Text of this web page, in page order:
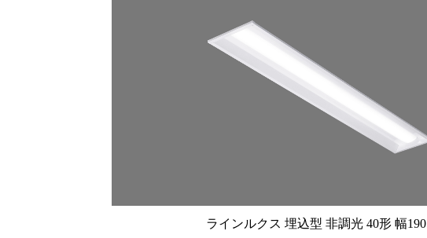
ラインルクス 埋込型 非調光 40形 幅190